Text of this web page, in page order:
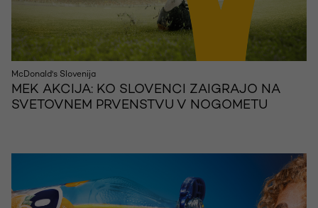
McDonald's Slovenija
MEK AKCIJA: KO SLOVENCI ZAIGRAJO NA
SVETOVNEM PRVENSTVU V NOGOMETU